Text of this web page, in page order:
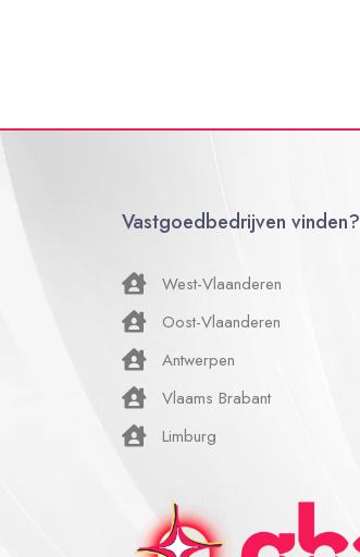
Vastgoedbedrijven vinden?
West-Vlaanderen
Oost-Vlaanderen
Antwerpen
Vlaams Brabant
Limburg